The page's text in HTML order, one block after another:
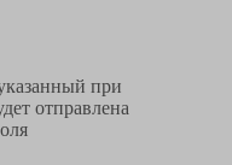
при
отправлена